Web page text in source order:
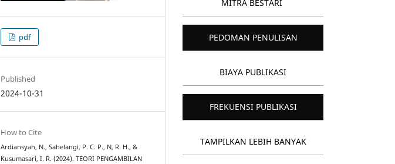
pdf
Published
2024-10-31
How to Cite
Ardiansyah, N., Sahelangi, P. C. P., N, R. H., &
Kusumasari, I. R. (2024). TEORI PENGAMBILAN
MITRA BESTARI
PEDOMAN PENULISAN
BIAYA PUBLIKASI
FREKUENSI PUBLIKASI
TAMPILKAN LEBIH BANYAK